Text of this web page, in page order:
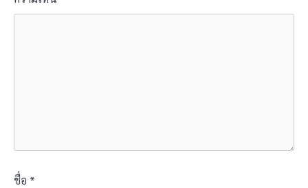
ชื่อ *